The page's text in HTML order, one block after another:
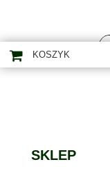
KOSZYK
SKLEP